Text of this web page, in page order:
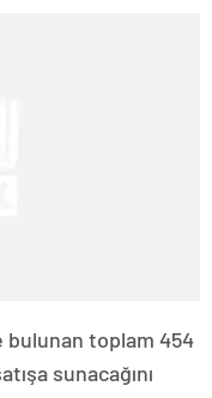
bulunan toplam 454
sunacağını